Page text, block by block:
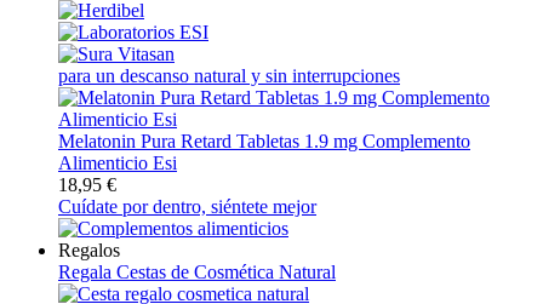
para un descanso natural y sin interrupciones
Melatonin Pura Retard Tabletas 1.9 mg Complemento
Alimenticio Esi
18,95 €
Cuídate por dentro, siéntete mejor
Regalos
Regala Cestas de Cosmética Natural